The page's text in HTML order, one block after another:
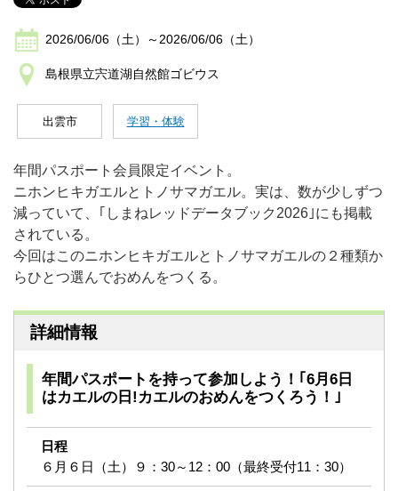
2026/06/06（土）～2026/06/06（土）
島根県立宍道湖自然館ゴビウス
出雲市 学習・体験
年間パスポート会員限定イベント。
ニホンヒキガエルとトノサマガエル。実は、数が少しずつ
減っていて、｢しまねレッドデータブック2026｣にも掲載
されている。
今回はこのニホンヒキガエルとトノサマガエルの２種類か
らひとつ選んでおめんをつくる。
詳細情報
年間パスポートを持って参加しよう！｢6月6日
はカエルの日!カエルのおめんをつくろう！｣
日程
６月６日（土）９：30～12：00（最終受付11：30）